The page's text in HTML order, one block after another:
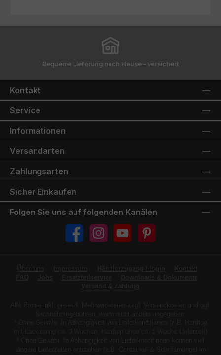
Bequeme Lieferung nach Hause – versichert
Kontakt
Service
Informationen
Versandarten
Zahlungsarten
Sicher Einkaufen
Folgen Sie uns auf folgenden Kanälen
FacebookInstagramYouTube Pinterest